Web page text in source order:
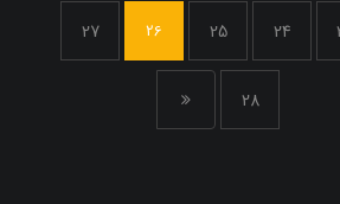
24
25
26
27
28